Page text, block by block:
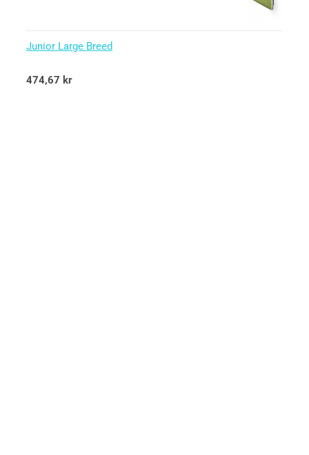
Junior Large Breed
Betygsatt
5.00
474,67 kr